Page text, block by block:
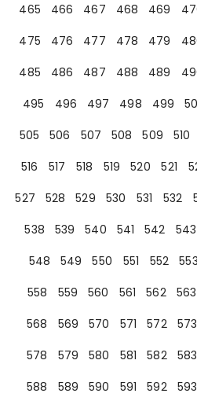
465
466 467 468 469
475
476 477 478 479
485
486 487 488 489
495
496 497 498 499
505
506 507 508 509 510
516
517 518 519 520 521
527
528 529 530 531 532
538
539 540 541 542 543
548
549 550 551 552 553
558
559 560 561 562 563
568
569 570 571 572 573
578
579 580 581 582 583
588
589 590 591 592 593